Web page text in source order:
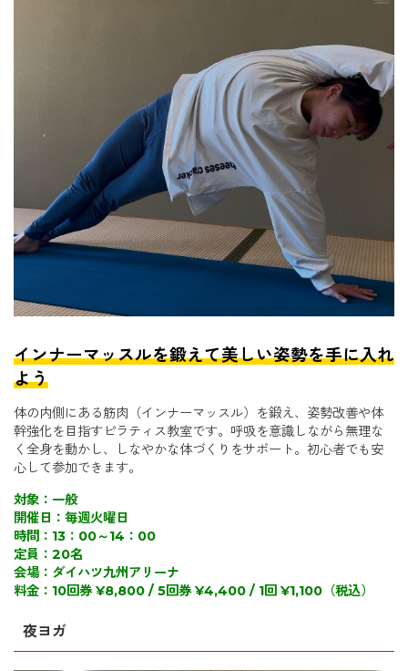
インナーマッスルを鍛えて美しい姿勢を手に入れ
よう
体の内側にある筋肉（インナーマッスル）を鍛え、姿勢改善や体
幹強化を目指すピラティス教室です。呼吸を意識しながら無理な
く全身を動かし、しなやかな体づくりをサポート。初心者でも安
心して参加できます。
対象：一般
開催日：毎週火曜日
時間：13：00～14：00
定員：20名
会場：ダイハツ九州アリーナ
料金：10回券 ¥8,800 / 5回券 ¥4,400 / 1回 ¥1,100（税込）
夜ヨガ